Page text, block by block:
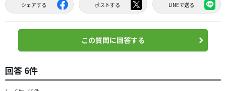
シェアする ポストする LINEで送る
この質問に回答する
回答 6件